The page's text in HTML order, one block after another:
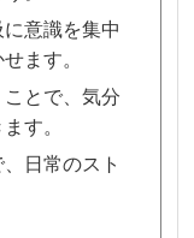
意識を集中
ます。
とで、気分
す。
日常のスト